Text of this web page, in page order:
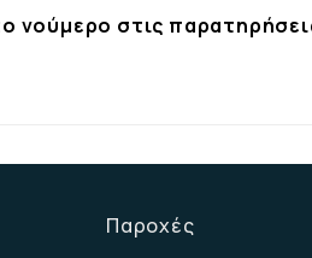
νούμερο στις
Παροχές